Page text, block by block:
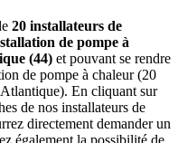
20 installateurs de
de pompe à
(44) et pouvant se rendre
de pompe à chaleur (20
En cliquant sur
de nos installateurs de
directement demander un
également la possibilité de